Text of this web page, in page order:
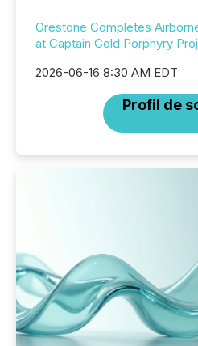
Orestone Completes
at Captain Gold Porphyry
2026-06-16 8:30 AM EDT
Profil de